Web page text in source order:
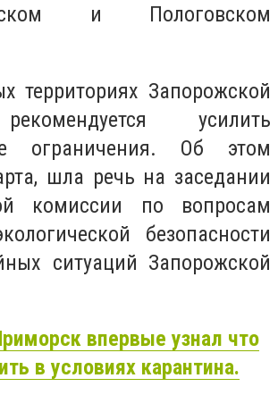
и Пологовском
территориях Запорожской
усилить
ограничения. Об этом
шла речь на заседании
комиссии по вопросам
безопасности
ситуаций Запорожской
впервые узнал что
в условиях карантина.